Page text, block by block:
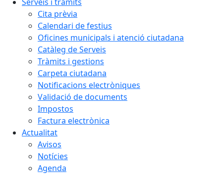
Cita prèvia
Calendari de festius
Oficines municipals i atenció ciutadana
Catàleg de Serveis
Tràmits i gestions
Carpeta ciutadana
Notificacions electròniques
Validació de documents
Impostos
Factura electrònica
Actualitat
Avisos
Notícies
Agenda